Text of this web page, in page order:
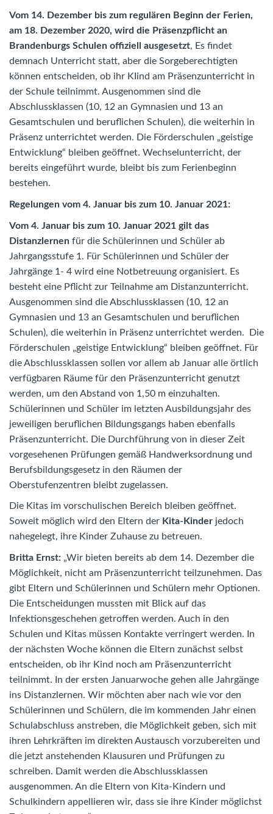
Vom 14. Dezember bis zum regulären Beginn der Ferien,
am 18. Dezember 2020, wird die Präsenzpflicht an
Brandenburgs Schulen offiziell ausgesetzt, Es findet
demnach Unterricht statt, aber die Sorgeberechtigten
können entscheiden, ob ihr KIind am Präsenzunterricht in
der Schule teilnimmt. Ausgenommen sind die
Abschlussklassen (10, 12 an Gymnasien und 13 an
Gesamtschulen und beruflichen Schulen), die weiterhin in
Präsenz unterrichtet werden. Die Förderschulen „geistige
Entwicklung“ bleiben geöffnet. Wechselunterricht, der
bereits eingeführt wurde, bleibt bis zum Ferienbeginn
bestehen.
Regelungen vom 4. Januar bis zum 10. Januar 2021:
Vom 4. Januar bis zum 10. Januar 2021 gilt das
Distanzlernen für die Schülerinnen und Schüler ab
Jahrgangsstufe 1. Für Schülerinnen und Schüler der
Jahrgänge 1- 4 wird eine Notbetreuung organisiert. Es
besteht eine Pflicht zur Teilnahme am Distanzunterricht.
Ausgenommen sind die Abschlussklassen (10, 12 an
Gymnasien und 13 an Gesamtschulen und beruflichen
Schulen), die weiterhin in Präsenz unterrichtet werden. Die
Förderschulen „geistige Entwicklung“ bleiben geöffnet. Für
die Abschlussklassen sollen vor allem ab Januar alle örtlich
verfügbaren Räume für den Präsenzunterricht genutzt
werden, um den Abstand von 1,50 m einzuhalten.
Schülerinnen und Schüler im letzten Ausbildungsjahr des
jeweiligen beruflichen Bildungsgangs haben ebenfalls
Präsenzunterricht. Die Durchführung von in dieser Zeit
vorgesehenen Prüfungen gemäß Handwerksordnung und
Berufsbildungsgesetz in den Räumen der
Oberstufenzentren bleibt zugelassen.
Die Kitas im vorschulischen Bereich bleiben geöffnet.
Soweit möglich wird den Eltern der Kita-Kinder jedoch
nahegelegt, ihre Kinder Zuhause zu betreuen.
Britta Ernst: „Wir bieten bereits ab dem 14. Dezember die
Möglichkeit, nicht am Präsenzunterricht teilzunehmen. Das
gibt Eltern und Schülerinnen und Schülern mehr Optionen.
Die Entscheidungen mussten mit Blick auf das
Infektionsgeschehen getroffen werden. Auch in den
Schulen und Kitas müssen Kontakte verringert werden. In
der nächsten Woche können die Eltern zunächst selbst
entscheiden, ob ihr Kind noch am Präsenzunterricht
teilnimmt. In der ersten Januarwoche gehen alle Jahrgänge
ins Distanzlernen. Wir möchten aber nach wie vor den
Schülerinnen und Schülern, die im kommenden Jahr einen
Schulabschluss anstreben, die Möglichkeit geben, sich mit
ihren Lehrkräften im direkten Austausch vorzubereiten und
die jetzt anstehenden Klausuren und Prüfungen zu
schreiben. Damit werden die Abschlussklassen
ausgenommen. An die Eltern von Kita-Kindern und
Schulkindern appellieren wir, dass sie ihre Kinder möglichst